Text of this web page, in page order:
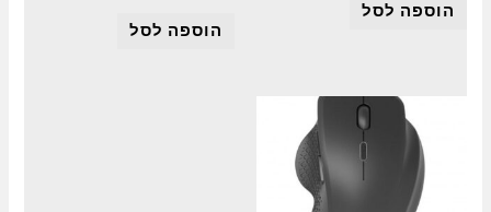
הוספה לסל
הוספה לסל